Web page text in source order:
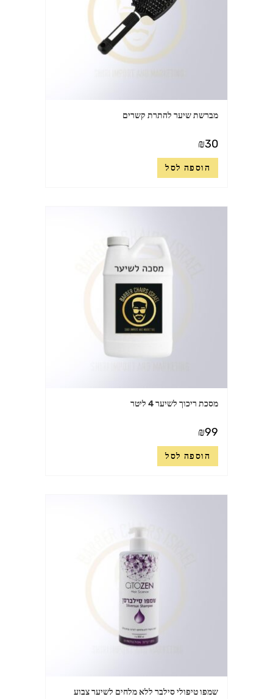
מברשת שיער להתרת קשרים
₪30
הוספה לסל
מסכת ריכוך לשיער 4 ליטר
₪99
הוספה לסל
שמפו טיפולי סילבר ללא מלחים לשיער צבוע